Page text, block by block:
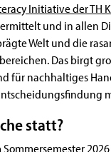
Initiative der TH
und in allen
Welt und die
Das birgt
für nachhaltiges
statt?